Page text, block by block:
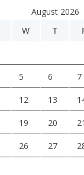
August 2026
W T
5 6 7
12 13
19 20 21
26 27